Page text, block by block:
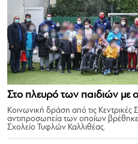
Στο πλευρό των παιδιών με
Κοινωνική δράση από τις Κεντρικές
αντιπροσωπεία των οποίων
Σχολείο Τυφλών Καλλιθέας.